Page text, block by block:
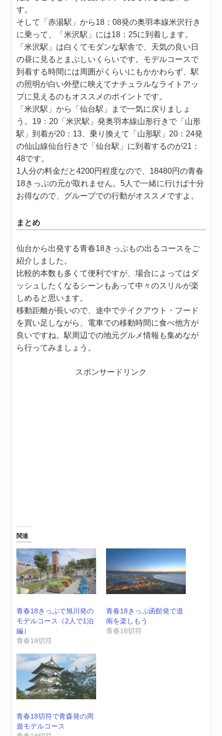
す。
そして「赤湯駅」から18：08発の奥羽本線米沢行き
に乗って、「米沢駅」には18：25に到着します。
「米沢駅」は白くてモダンな駅舎で、天気の良い日
の昼に見るとまぶしいくらいです。モデルコースで
到着する時間には周囲がくらいにもかかわらず、駅
の照明が白い外壁に映えてナチュラルなライトアッ
プに見えるのもオススメのポイントです。
「米沢駅」から「仙台駅」まで一気に戻りましょ
う。19：20「米沢駅」発奥羽本線山形行きで「山形
駅」到着が20：13、乗り換えて「山形駅」20：24発
の仙山線仙台行きで「仙台駅」に到着するのが21：
48です。
1人分の料金だと4200円程度なので、18480円の青春
18きっぷの元が取れません。5人で一緒に行けば十分
お得なので、グループでの行動がオススメですよ。
まとめ
仙台から出発する青春18きっぷもの出るコースをご
紹介しました。
比較的本数も多くて便利ですが、場合によってはダ
ッシュしたくなるシーンもあって中々のスリルが楽
しめると思います。
移動距離が長いので、途中でテイクアウト・フード
を買い足しながら、電車での移動時間に食べ他方が
良いですね。駅周辺での地元グルメ情報も集めなが
ら行ってみましょう。
スポンサードリンク
関連
青春18きっぷで旭川発の
モデルコース（2人で1泊
編）
青春18切符
青春18きっぷ函館発で道
南を楽しもう
青春18切符
青春18切符で青森発の周
遊モデルコース